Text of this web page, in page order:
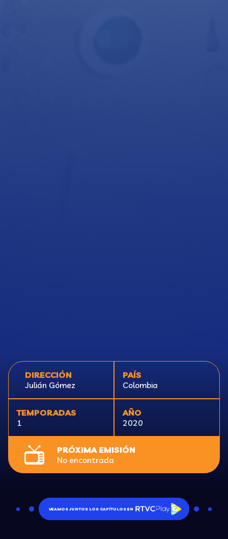
DIRECCIÓN
Julián Gómez
PAÍS
Colombia
TEMPORADAS
1
AÑO
2020
PRÓXIMA EMISIÓN
No encontrada
VEAMOS JUNTOS LOS CAPÍTULOS EN